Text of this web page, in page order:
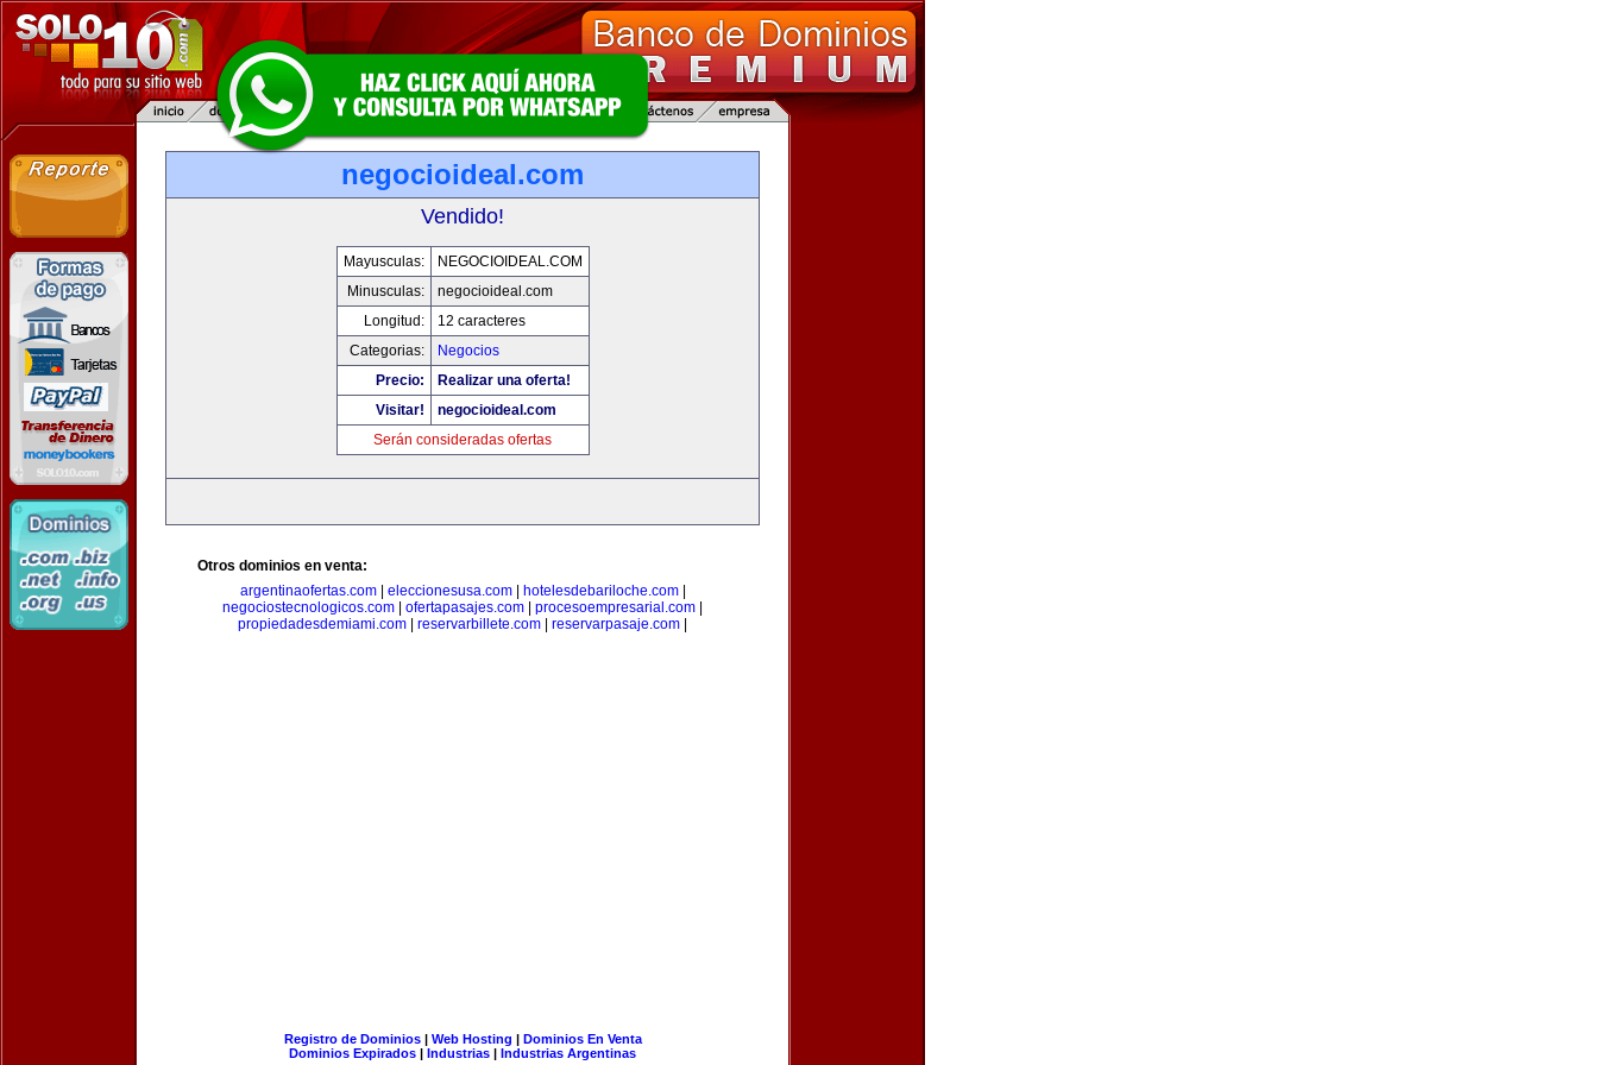
negocioideal.com
Vendido!
Mayusculas:
NEGOCIOIDEAL.COM
Minusculas:
negocioideal.com
Longitud:
12 caracteres
Categorias:
Negocios
Precio:
Realizar una oferta!
Visitar!
negocioideal.com
Serán consideradas ofertas
Otros dominios en venta:
argentinaofertas.com| eleccionesusa.com| hotelesdebariloche.com|
negociostecnologicos.com
ofertapasajes.com procesoempresarial.com
propiedadesdemiami.com
reservarbillete.com reservarpasaje.com
Registro de Dominios| Web Hosting | Dominios En Venta
Dominios Expirados | Industrias | Industrias Argentinas